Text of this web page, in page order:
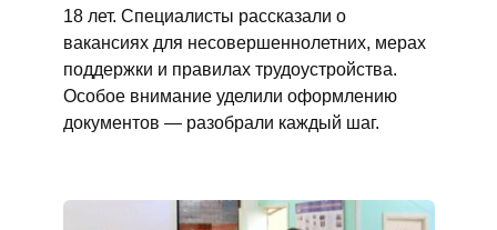
18 лет. Специалисты рассказали о
вакансиях для несовершеннолетних, мерах
поддержки и правилах трудоустройства.
Особое внимание уделили оформлению
документов — разобрали каждый шаг.